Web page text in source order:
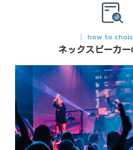
how to
ネックスピーカ